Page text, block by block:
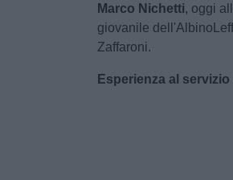
Marco Nichetti, oggi
giovanile
Zaffaroni.
Esperienza al